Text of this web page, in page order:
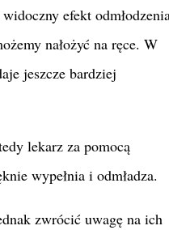
efekt
nałożyć na ręce. W
jeszcze bardziej
lekarz za pomocą
wypełnia i odmładza.
zwrócić uwagę na ich